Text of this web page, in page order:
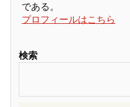
である。
プロフィールはこちら
検索